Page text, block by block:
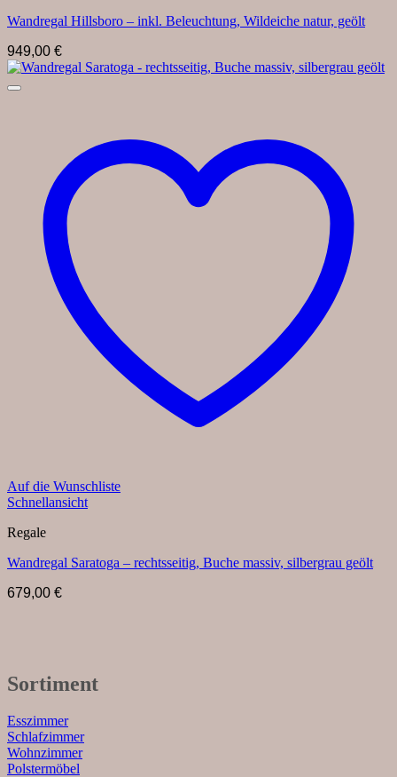
Wandregal Hillsboro – inkl. Beleuchtung, Wildeiche natur, geölt
949,00 €
Auf die Wunschliste
Schnellansicht
Regale
Wandregal Saratoga – rechtsseitig, Buche massiv, silbergrau geölt
679,00 €
Sortiment
Esszimmer
Schlafzimmer
Wohnzimmer
Polstermöbel